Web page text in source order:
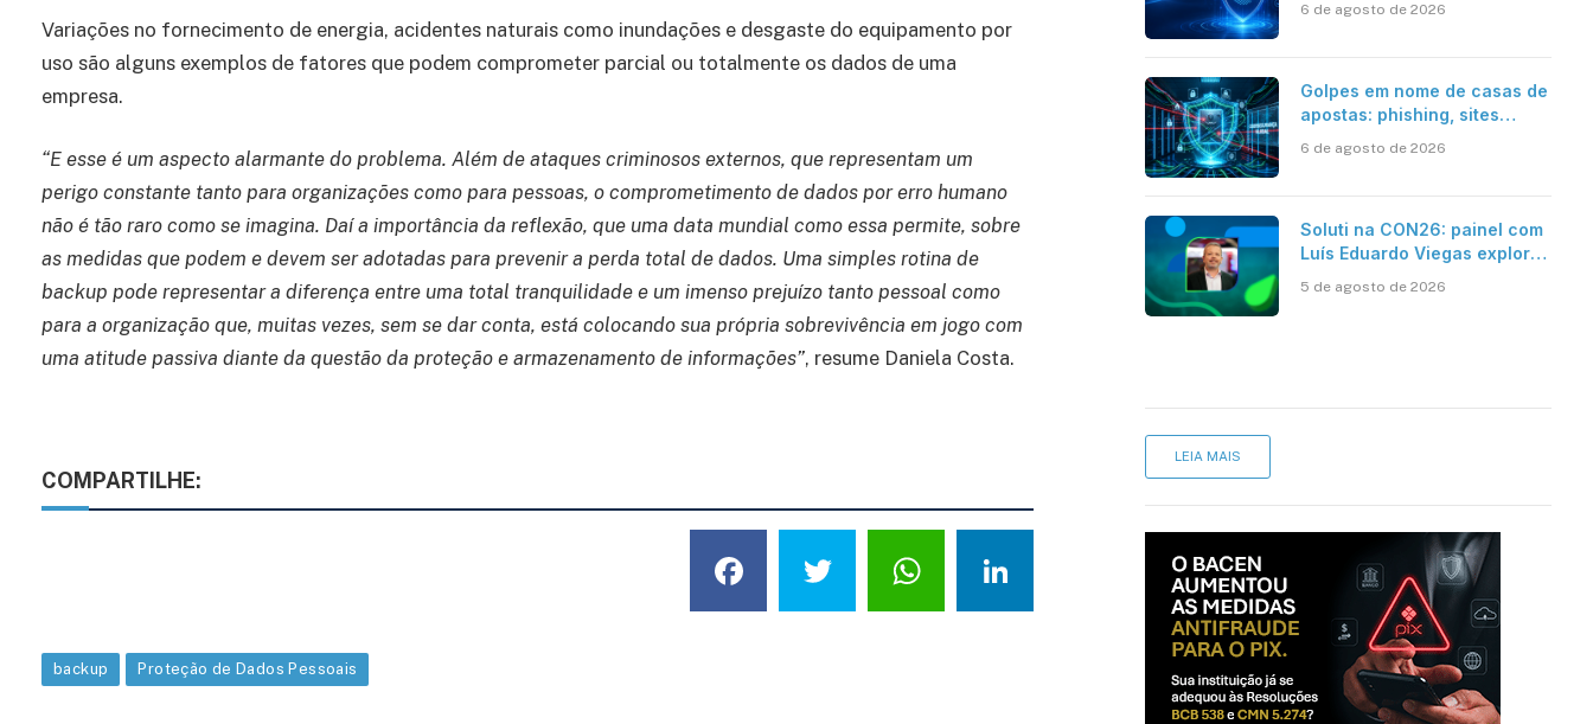
Variações no fornecimento de energia, acidentes naturais como inundações e desgaste do equipamento por
uso são alguns exemplos de fatores que podem comprometer parcial ou totalmente os dados de uma
empresa.
“E esse é um aspecto alarmante do problema. Além de ataques criminosos externos, que representam um
perigo constante tanto para organizações como para pessoas, o comprometimento de dados por erro humano
não é tão raro como se imagina. Daí a importância da reflexão, que uma data mundial como essa permite, sobre
as medidas que podem e devem ser adotadas para prevenir a perda total de dados. Uma simples rotina de
backup pode representar a diferença entre uma total tranquilidade e um imenso prejuízo tanto pessoal como
para a organização que, muitas vezes, sem se dar conta, está colocando sua própria sobrevivência em jogo com
uma atitude passiva diante da questão da proteção e armazenamento de informações”, resume Daniela Costa.
COMPARTILHE:
Facebook
TwitterWhatsApp
LinkedIn
backup Proteção de Dados Pessoais
6 de agosto de 2026
Golpes em nome de casas de
apostas: phishing, sites
6 de agosto de 2026
Soluti na CON26: painel com
Luís Eduardo Viegas explora
eficiência da Contabilidade
5 de agosto de 2026
LEIA MAIS